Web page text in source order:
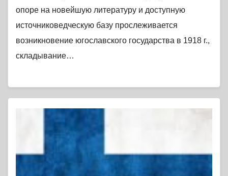
опоре на новейшую литературу и доступную
источниковедческую базу прослеживается
возникновение югославского государства в 1918 г.,
складывание…